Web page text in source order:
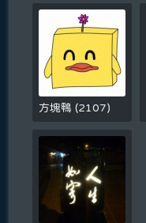
方塊鴨(2107)